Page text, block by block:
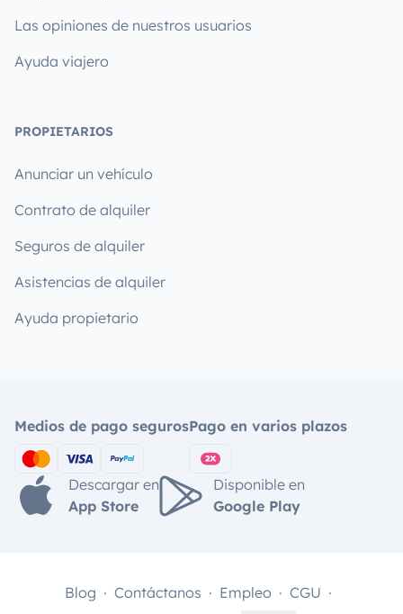
Las opiniones de nuestros usuarios
Ayuda viajero
PROPIETARIOS
Anunciar un vehículo
Contrato de alquiler
Seguros de alquiler
Asistencias de alquiler
Ayuda propietario
Medios de pago segurosPago en varios plazos
Descargar en
App Store
Disponible en
Google Play
Blog Contáctanos Empleo CGU